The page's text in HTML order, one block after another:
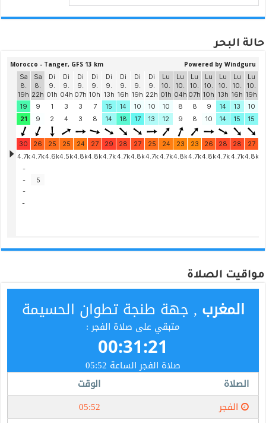
حالة البحر
مواقيت الصلاة